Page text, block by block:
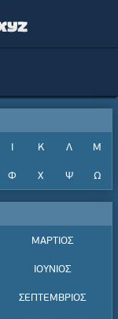
Κ Λ Μ
Φ Χ Ψ Ω
ΜΑΡΤΙΟΣ
ΙΟΥΝΙΟΣ
ΣΕΠΤΕΜΒΡΙΟΣ